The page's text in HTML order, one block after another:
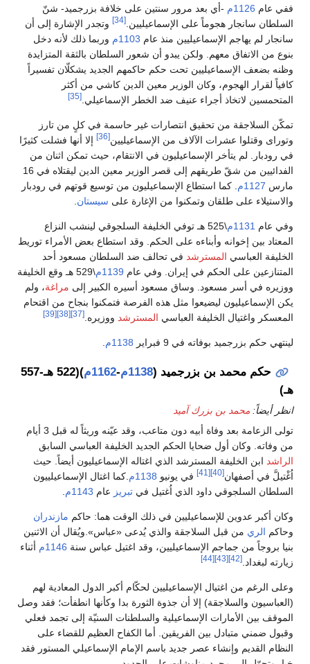
عام 1126م -أي بعد مرور سنتين على خلافة بزرجميد- شنّ
سانجار هجوماً على الإسماعيليين.[34]
وتجدر الإشارة إلى أن
لم يهاجم الإسماعيليين منذ عام 1103م وربما ذلك لأنه دخل
من الاتفاق معهم. ولكن يبدو أن شعور السلطان بالثقة المتزايدة
بضعف الإسماعيليين تحت حكم حاكمهم الجديد يشكلّان تفسيراً
لقرار الهجوم، وكان الوزير معين الدين كاشي من أكثر
لاتخاذ أجراء عنيف ضد الخطر الإسماعيلي.
السلاجقة من تحقيق انتصارات غير حاسمة في كلٍ من تارز
وقتلوا عشرات الآلاف من الإسماعيليين
إلا أنها فشلت كثيرًا
رودبار. لم يتأخر الإسماعيليون في الانتقام، حيث تمكن اثنان من
الفدائيين من شقّ طريقهم إلى قصر الوزير معين الدين ليقتلاه في 16
1127م . كما استطاع الإسماعيليون من توسيع قوتهم في رودبار
على طلقان وتمكنوا من الإغارة على سيستان.
عام 1131م
\525 هـ توفي الخليفة السلجوقي لينشب النزاع
بين إخوانه وأبناءه على الحكم. وقد استطاع بعض الأمراء توريط
العباسيالمسترشدفي تحالف ضد السلطان مسعود أحد
على الحكم في إيران. وفي عام 1139م
\529 هـ وقع الخليفة
في أسر مسعود. وساق مسعود أسيره الكبير إلى مراغة، ولم
الإسماعيليون ليضيعوا مثل هذه الفرصة فتمكنوا بنجاح من اقتحام
واغتيال الخليفة العباسيالمسترشدووزيره. [39]
حكم بزرجميد بوفاته في 9 فبراير 1138م .
حكم محمد بن بزرجميد (1138م -1162م
)(522 هـ-557
أيضاً:محمد بن بزرك آميد
تولى الزعامة بعد وفاة أبيه دون متاعب، وقد عيّنه وريثاً له قبل 3 أيام
وفاته. وكان أول ضحايا الحكم الجديد الخليفة العباسي السابق
ابن الخليفة المسترشد الذي اغتاله الإسماعيليون أيضاً. حيث
في أصفهان
في يونيو1138م .كما اغتال الإسماعيلييون
السلجوقي داود الذي اُغتيل في تبريز عام 1143م .
أكبر عدوين للإسماعيليين في ذلك الوقت هما: حاكممازندران
الري من قبل السلاجقة والذي يُدعى «عباس».ويُقال أن الاثنين
بروجاً من جماجم الإسماعيليين، وقد اغتيل عباس سنة 1146م أثناء
لبغداد.
[44]
الرغم من اغتيال الإسماعيليين لحكّام أكبر الدول المعادية لهم
والسلاجقة) إلا أن جذوة الثورة بدا وكأنها انطفأت؛ فقد وصل
بين الأمارات الإسماعيلية والسلطنات السنيّة إلى تجمد فعلي
ضمني متبادل بين الفريقين. أما الكفاح العظيم للقضاء على
القديم وإنشاء عصر جديد باسم الإمام الإسماعيلي المستور فقد